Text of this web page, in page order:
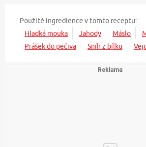
Použité ingredience v tomto receptu:
Hladká mouka
Jahody Máslo
Prášek do pečiva
Sníh z bílku